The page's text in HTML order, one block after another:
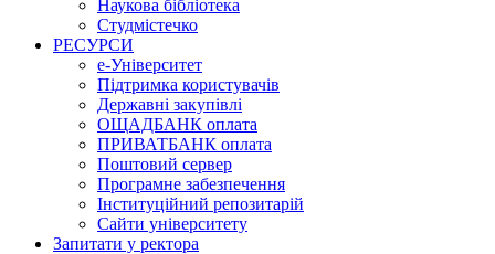
Наукова бібліотека
Студмістечко
РЕСУРСИ
е-Університет
Підтримка користувачів
Державні закупівлі
ОЩАДБАНК оплата
ПРИВАТБАНК оплата
Поштовий сервер
Програмне забезпечення
Інституційний репозитарій
Сайти університету
Запитати у ректора